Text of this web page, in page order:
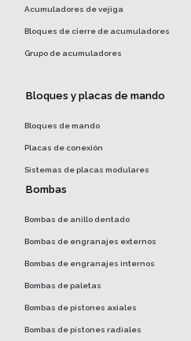
Acumuladores de vejiga
Bloques de cierre de acumuladores
Grupo de acumuladores
Bloques y placas de mando
Bloques de mando
Placas de conexión
Sistemas de placas modulares
Bombas
Bombas de anillo dentado
Bombas de engranajes externos
Bombas de engranajes internos
Bombas de paletas
Bombas de pistones axiales
Bombas de pistones radiales